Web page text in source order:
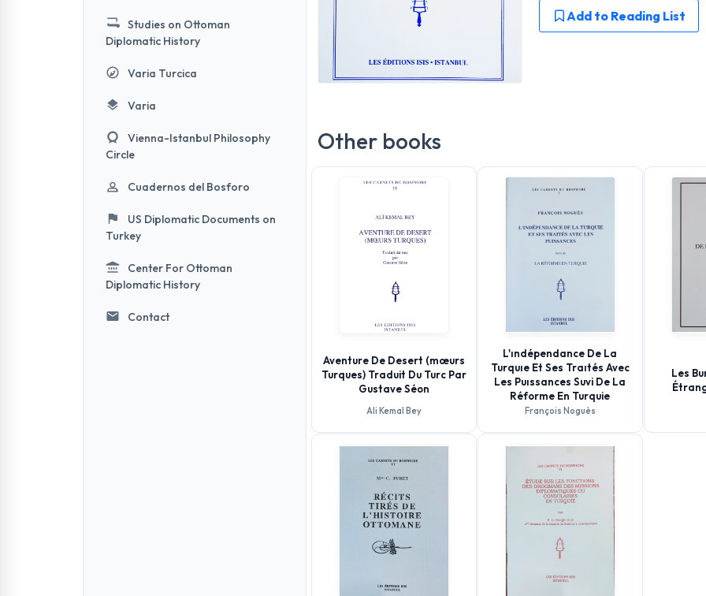
Studies on Ottoman
Diplomatic History
Varia Turcica
Varia
Vienna-Istanbul Philosophy
Circle
Cuadernos del Bosforo
US Diplomatic Documents on
Turkey
Center For Ottoman
Diplomatic History
Contact
Add to Reading List
Other books
Aventure De Desert (mœurs
Turques) Traduit Du Turc Par
Gustave Séon
Ali Kemal Bey
L'ındépendance De La
Turquıe Et Ses Traıtés Avec
Les Puıssances Suvi De La
Réforme En Turquie
François Noguès
Les